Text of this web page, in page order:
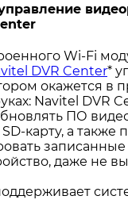
Wi-Fi
DVR Center*
окажется в
Navitel DVR
ПО
карту, а также
даже не